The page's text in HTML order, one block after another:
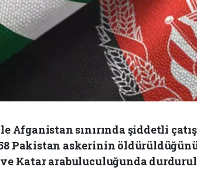
Afganistan sınırında şiddetli
Pakistan askerinin öldürüldüğünü
Katar arabuluculuğunda